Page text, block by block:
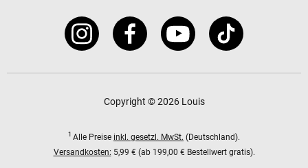
Copyright © 2026 Louis
1 Alle Preise inkl. gesetzl. MwSt. (Deutschland).
Versandkosten: 5,99 € (ab 199,00 € Bestellwert gratis).